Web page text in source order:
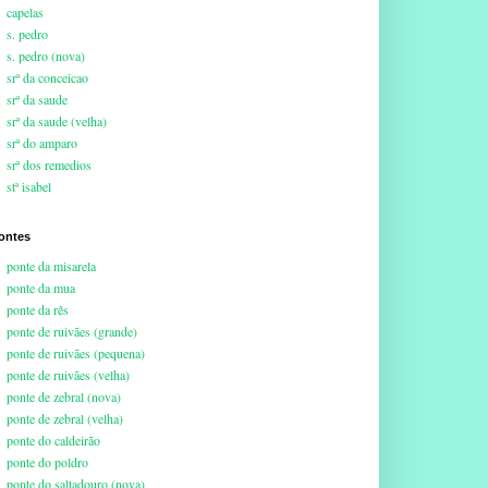
capelas
s. pedro
s. pedro (nova)
srª da conceicao
srª da saude
srª da saude (velha)
srª do amparo
srª dos remedios
stª isabel
ponte da misarela
ponte da mua
ponte da rês
ponte de ruivães (grande)
ponte de ruivães (pequena)
ponte de ruivães (velha)
ponte de zebral (nova)
ponte de zebral (velha)
ponte do caldeirão
ponte do poldro
ponte do saltadouro (nova)